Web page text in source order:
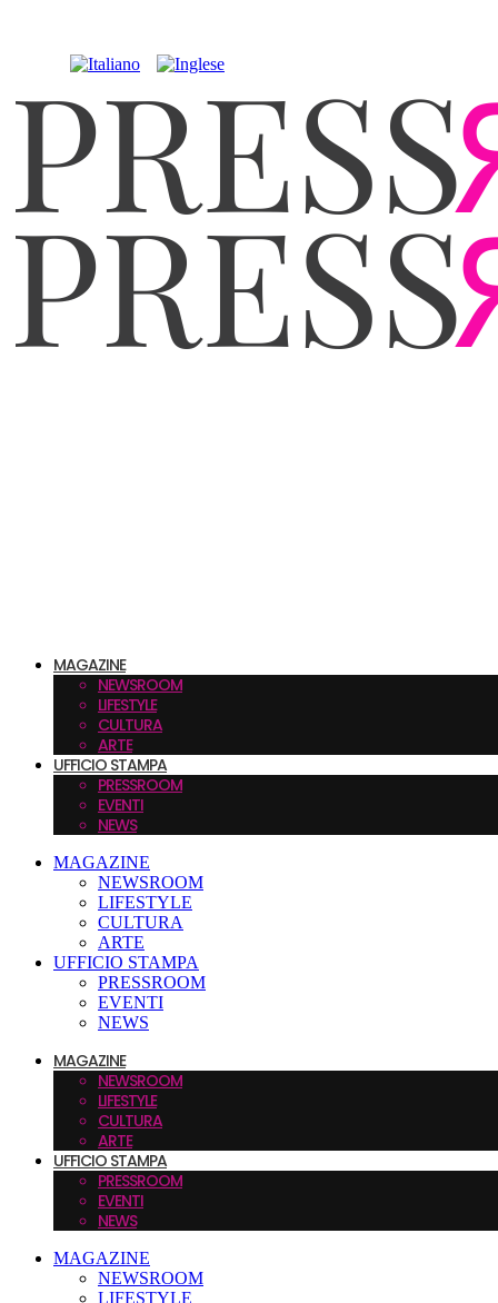
MAGAZINE
NEWSROOM
LIFESTYLE
CULTURA
ARTE
UFFICIO STAMPA
PRESSROOM
EVENTI
NEWS
MAGAZINE
NEWSROOM
LIFESTYLE
CULTURA
ARTE
UFFICIO STAMPA
PRESSROOM
EVENTI
NEWS
MAGAZINE
NEWSROOM
LIFESTYLE
CULTURA
ARTE
UFFICIO STAMPA
PRESSROOM
EVENTI
NEWS
MAGAZINE
NEWSROOM
LIFESTYLE